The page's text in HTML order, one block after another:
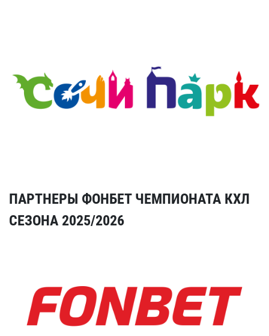
ПАРТНЕРЫ ФОНБЕТ ЧЕМПИОНАТА КХЛ
СЕЗОНА 2025/2026